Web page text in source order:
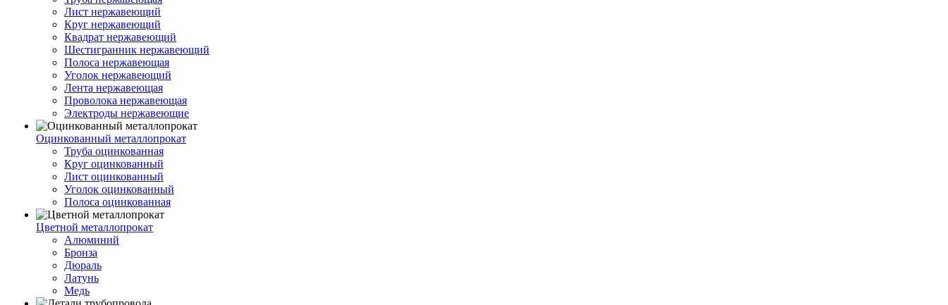
Лист нержавеющий
Круг нержавеющий
Квадрат нержавеющий
Шестигранник нержавеющий
Полоса нержавеющая
Уголок нержавеющий
Лента нержавеющая
Проволока нержавеющая
Электроды нержавеющие
Оцинкованный металлопрокат
Труба оцинкованная
Круг оцинкованный
Лист оцинкованный
Уголок оцинкованный
Полоса оцинкованная
Цветной металлопрокат
Алюминий
Бронза
Дюраль
Латунь
Медь